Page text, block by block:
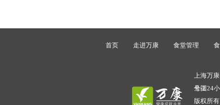
首页 走进万康 食堂管理
上海万
号-2
全国24
版权所